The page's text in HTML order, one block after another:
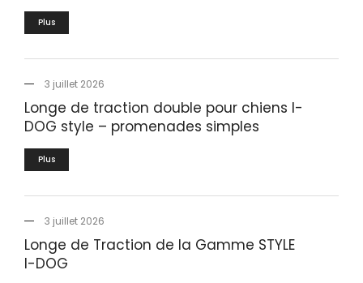
Plus
3 juillet 2026
Longe de traction double pour chiens I-
DOG style – promenades simples
Plus
3 juillet 2026
Longe de Traction de la Gamme STYLE
I-DOG